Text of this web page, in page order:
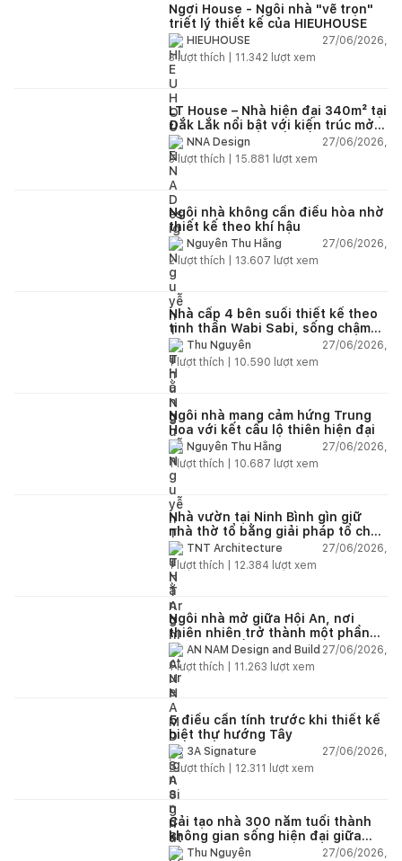
Ngơi House - Ngôi nhà "vẽ trọn"
triết lý thiết kế của HIEUHOUSE
HIEUHOUSE
27/06/2026,
3lượt thích | 11.342 lượt xem
LT House – Nhà hiện đại 340m² tại
Đắk Lắk nổi bật với kiến trúc mở
và hệ sân vườn kết nối thiên
nhiên
NNA Design
27/06/2026,
3lượt thích | 15.881 lượt xem
Ngôi nhà không cần điều hòa nhờ
thiết kế theo khí hậu
Nguyễn Thu Hằng
27/06/2026,
2lượt thích | 13.607 lượt xem
Nhà cấp 4 bên suối thiết kế theo
tinh thần Wabi Sabi, sống chậm
giữa thiên nhiên
Thu Nguyễn
27/06/2026,
1lượt thích | 10.590 lượt xem
Ngôi nhà mang cảm hứng Trung
Hoa với kết cấu lộ thiên hiện đại
Nguyễn Thu Hằng
27/06/2026,
1lượt thích | 10.687 lượt xem
Nhà vườn tại Ninh Bình gìn giữ
nhà thờ tổ bằng giải pháp tổ chức
lại không gian
TNT Architecture
27/06/2026,
1lượt thích | 12.384 lượt xem
Ngôi nhà mở giữa Hội An, nơi
thiên nhiên trở thành một phần
của cuộc sống
AN NAM Design and Build 27/06/2026,
1lượt thích | 11.263 lượt xem
5 điều cần tính trước khi thiết kế
biệt thự hướng Tây
3A Signature
27/06/2026,
2lượt thích | 12.311 lượt xem
Cải tạo nhà 300 năm tuổi thành
không gian sống hiện đại giữa
thiên nhiên
Thu Nguyễn
27/06/2026,